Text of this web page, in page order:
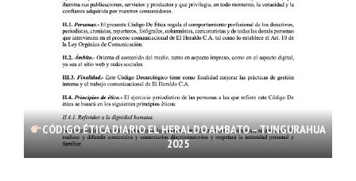
CÓDIGO ÉTICA DIARIO EL HERALDO AMBATO – TUNGURAHUA
2025